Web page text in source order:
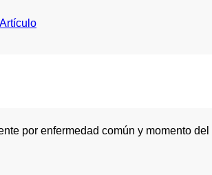
por enfermedad común y momento